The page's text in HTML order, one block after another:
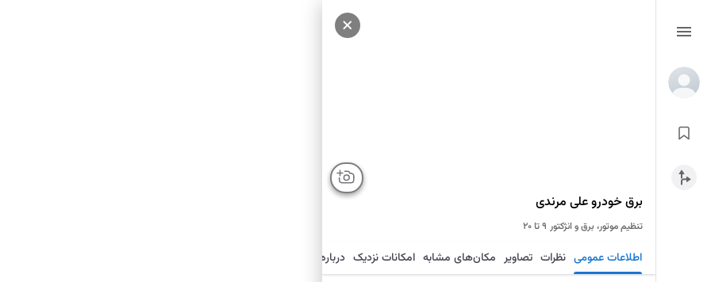
برق خودرو علی مرندی
تنظیم موتور، برق و انژکتور ۹ تا ۲۰
اطلاعات عمومی نظرات تصاویر مکان‌های مشابه امکانات نزدیک درباره